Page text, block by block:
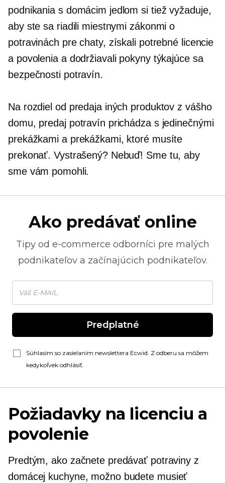
podnikania s domácim jedlom si tiež vyžaduje,
aby ste sa riadili miestnymi zákonmi o
potravinách pre chaty, získali potrebné licencie
a povolenia a dodržiavali pokyny týkajúce sa
bezpečnosti potravín.
Na rozdiel od predaja iných produktov z vášho
domu, predaj potravín prichádza s jedinečnými
prekážkami a prekážkami, ktoré musíte
prekonať. Vystrašený? Nebuď! Sme tu, aby
sme vám pomohli.
Ako predávať online
Tipy od e-commerce odborníci pre malých
podnikateľov a začínajúcich podnikateľov.
Predplatné
Súhlasím so zasielaním newslettera Ecwid. Z odberu sa môžem
kedykoľvek odhlásiť.
Požiadavky na licenciu a
povolenie
Predtým, ako začnete predávať potraviny z
domácej kuchyne, možno budete musieť